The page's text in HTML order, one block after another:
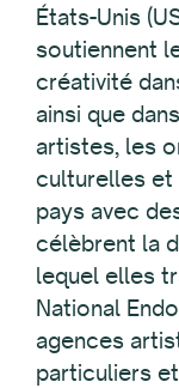
États-Unis
soutiennent
créativité
ainsi que
artistes, les
culturelles et
pays avec
célèbrent la
lequel elles
National
agences
particuliers